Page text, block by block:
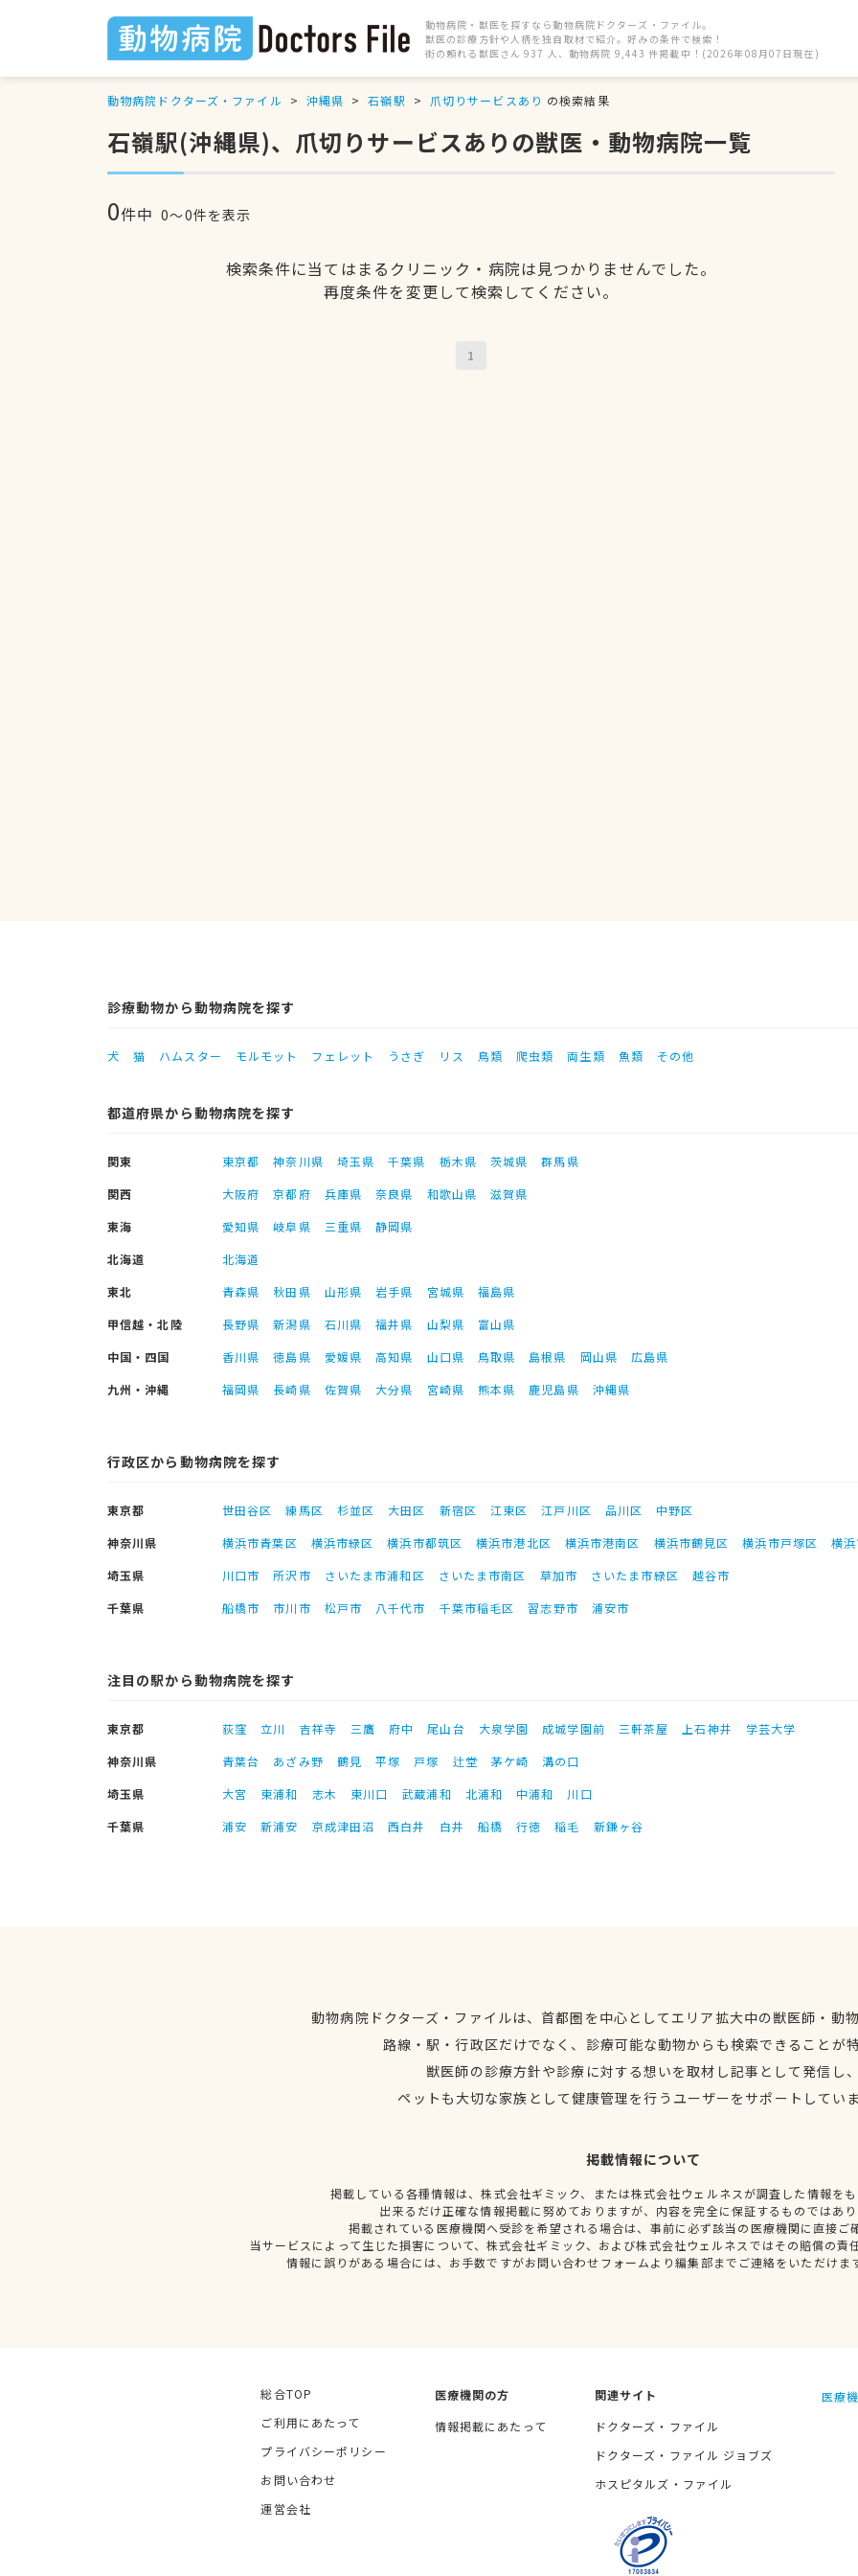
動物病院・獣医を探すなら動物病院ドクターズ・ファイル。
獣医の診療方針や人柄を独自取材で紹介。好みの条件で検索！
街の頼れる獣医さん 937 人、動物病院 9,443 件掲載中！(2026年08月07日現在)
動物病院ドクターズ・ファイル 沖縄県 石嶺駅 爪切りサービスあり の検索結果
石嶺駅(沖縄県)、爪切りサービスありの獣医・動物病院一覧
0件中 0〜0件を表示
検索条件に当てはまるクリニック・病院は見つかりませんでした。
再度条件を変更して検索してください。
1
診療動物から動物病院を探す
犬 猫 ハムスター モルモット フェレット うさぎ リス 鳥類 爬虫類 両生類 魚類 その他
都道府県から動物病院を探す
関東 東京都 神奈川県 埼玉県 千葉県 栃木県 茨城県
群馬県
関西
大阪府 京都府 兵庫県 奈良県 和歌山県
滋賀県
東海
愛知県 岐阜県 三重県
静岡県
北海道
北海道
東北
青森県 秋田県 山形県 岩手県 宮城県
福島県
甲信越・北陸
長野県 新潟県 石川県 福井県 山梨県
富山県
中国・四国
香川県 徳島県 愛媛県 高知県 山口県 鳥取県 島根県 岡山県
広島県
九州・沖縄
福岡県 長崎県 佐賀県 大分県 宮崎県 熊本県 鹿児島県 沖縄県
行政区から動物病院を探す
東京都 世田谷区 練馬区 杉並区 大田区 新宿区 江東区 江戸川区 品川区
中野区
神奈川県
横浜市青葉区 横浜市緑区 横浜市都筑区 横浜市港北区 横浜市港南区 横浜市鶴見区 横浜市戸塚区
横
埼玉県
川口市 所沢市 さいたま市浦和区 さいたま市南区 草加市 さいたま市緑区
越谷市
千葉県
船橋市 市川市 松戸市 八千代市 千葉市稲毛区 習志野市 浦安市
注目の駅から動物病院を探す
東京都 荻窪 立川 吉祥寺 三鷹 府中 尾山台 大泉学園 成城学園前 三軒茶屋 上石神井
学芸大学
神奈川県
青葉台 あざみ野 鶴見 平塚 戸塚 辻堂 茅ケ崎
溝の口
埼玉県
大宮 東浦和 志木 東川口 武蔵浦和 北浦和 中浦和
川口
千葉県
浦安 新浦安 京成津田沼 西白井 白井 船橋 行徳 稲毛 新鎌ヶ谷
動物病院ドクターズ・ファイルは、首都圏を中心としてエリア拡大中の獣医師・動
路線・駅・行政区だけでなく、診療可能な動物からも検索できることが
獣医師の診療方針や診療に対する想いを取材し記事として発信し
ペットも大切な家族として健康管理を行うユーザーをサポートしてい
掲載情報について
掲載している各種情報は、株式会社ギミック、または株式会社ウェルネスが調査した情報を
出来るだけ正確な情報掲載に努めておりますが、内容を完全に保証するものではあ
掲載されている医療機関へ受診を希望される場合は、事前に必ず該当の医療機関に直接ご
当サービスによって生じた損害について、株式会社ギミック、および株式会社ウェルネスではその賠償の責
情報に誤りがある場合には、お手数ですがお問い合わせフォームより編集部までご連絡をいただけま
総合TOP
ご利用にあたって
プライバシーポリシー
お問い合わせ
運営会社
医療機関の方
情報掲載にあたって
関連サイト
ドクターズ・ファイル
ドクターズ・ファイル ジョブズ
ホスピタルズ・ファイル
医療